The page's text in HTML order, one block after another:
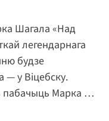
Шагала «Над
легендарнага
будзе
— у Віцебску.
пабачыць Марка …